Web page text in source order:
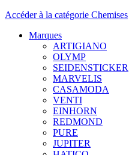
Accéder à la catégorie Chemises
Marques
ARTIGIANO
OLYMP
SEIDENSTICKER
MARVELIS
CASAMODA
VENTI
EINHORN
REDMOND
PURE
JUPITER